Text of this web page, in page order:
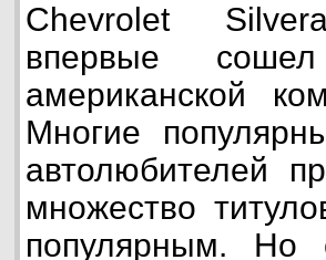
Chevrolet
впервые
американской
Многие
автолюбителей
множество
популярным. Но